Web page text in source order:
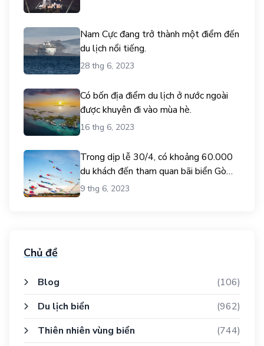
Nam Cực đang trở thành một điểm đến
du lịch nổi tiếng.
28 thg 6, 2023
Có bốn địa điểm du lịch ở nước ngoài
được khuyên đi vào mùa hè.
16 thg 6, 2023
Trong dịp lễ 30/4, có khoảng 60.000
du khách đến tham quan bãi biển Gò
Công.
9 thg 6, 2023
Chủ đề
Blog
(106)
Du lịch biển
(962)
Thiên nhiên vùng biển
(744)